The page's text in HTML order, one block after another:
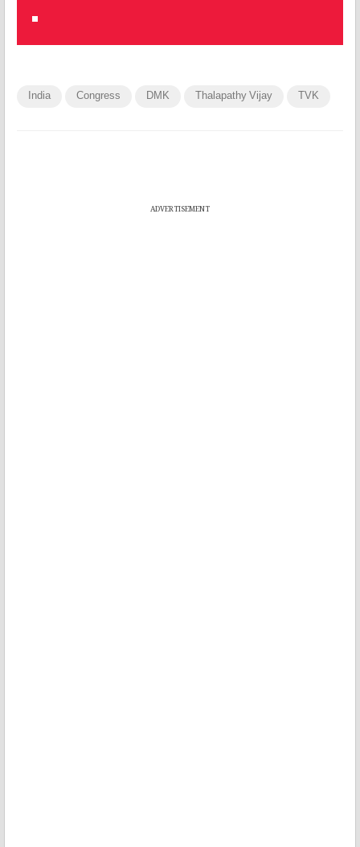
India Congress DMK Thalapathy Vijay TVK
ADVERTISEMENT